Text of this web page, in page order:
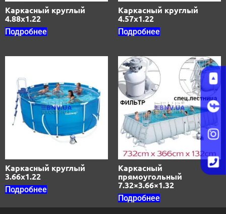
Каркасный круглый
4.88х1.22
Подробнее
Каркасный круглый
4.57х1.22
Подробнее
Каркасный круглый
3.66х1.22
Подробнее
Каркасный
прямоугольный
7.32×3.66×1.32
Подробнее